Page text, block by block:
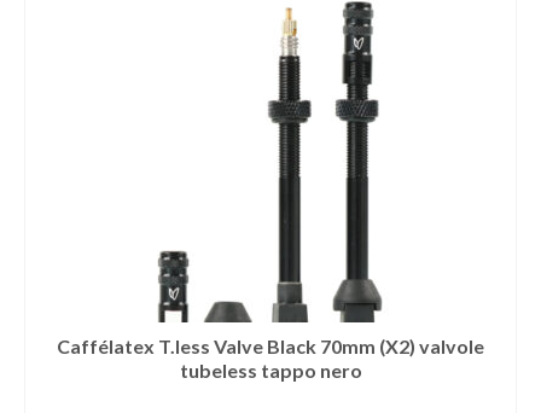
Caffélatex T.less Valve Black 70mm (X2) valvole
tubeless tappo nero